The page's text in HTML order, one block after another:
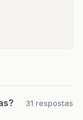
31 respostas